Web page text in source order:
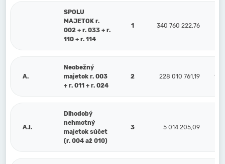
SPOLU
MAJETOK r.
002 + r. 033 + r.
110 + r. 114
1 340 760 222,76
A.
Neobežný
majetok r. 003
+ r. 011 + r. 024
2 228 010 761,19
A.I.
Dlhodobý
nehmotný
majetok súčet
(r. 004 až 010)
3 5 014 205,09